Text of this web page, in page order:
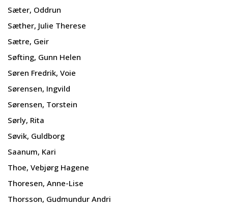
Sæter, Oddrun
Sæther, Julie Therese
Sætre, Geir
Søfting, Gunn Helen
Søren Fredrik, Voie
Sørensen, Ingvild
Sørensen, Torstein
Sørly, Rita
Søvik, Guldborg
Saanum, Kari
Thoe, Vebjørg Hagene
Thoresen, Anne-Lise
Thorsson, Gudmundur Andri